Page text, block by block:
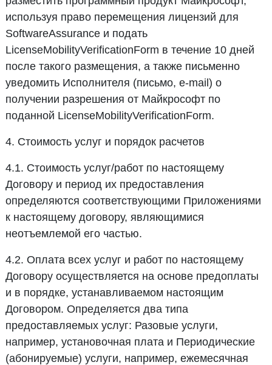
используя право перемещения лицензий для
SoftwareAssurance и подать
LicenseMobilityVerificationForm в течение 10 дней
после такого размещения, а также письменно
уведомить Исполнителя (письмо, e-mail) о
получении разрешения от Майкрософт по
поданной LicenseMobilityVerificationForm.
4. Стоимость услуг и порядок расчетов
4.1. Стоимость услуг/работ по настоящему
Договору и период их предоставления
определяются соответствующими Приложениями
к настоящему договору, являющимися
неотъемлемой его частью.
4.2. Оплата всех услуг и работ по настоящему
Договору осуществляется на основе предоплаты
и в порядке, устанавливаемом настоящим
Договором. Определяется два типа
предоставляемых услуг: Разовые услуги,
например, установочная плата и Периодические
(абонируемые) услуги, например, ежемесячная